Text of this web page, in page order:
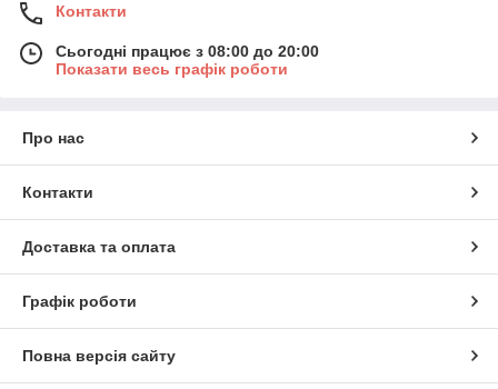
Контакти
Сьогодні працює з 08:00 до 20:00
Показати весь графік роботи
Про нас
Контакти
Доставка та оплата
Графік роботи
Повна версія сайту